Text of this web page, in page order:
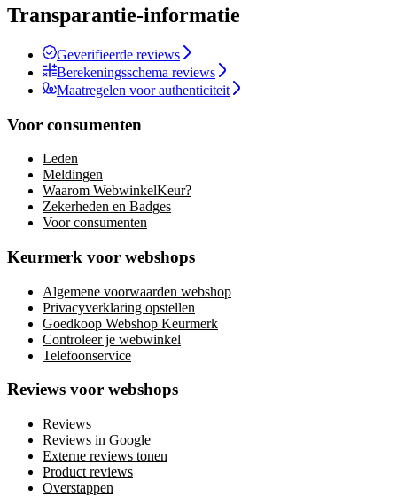
Transparantie-informatie
Geverifieerde reviews
Berekeningsschema reviews
Maatregelen voor authenticiteit
Voor consumenten
Leden
Meldingen
Waarom WebwinkelKeur?
Zekerheden en Badges
Voor consumenten
Keurmerk voor webshops
Algemene voorwaarden webshop
Privacyverklaring opstellen
Goedkoop Webshop Keurmerk
Controleer je webwinkel
Telefoonservice
Reviews voor webshops
Reviews
Reviews in Google
Externe reviews tonen
Product reviews
Overstappen